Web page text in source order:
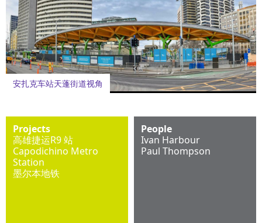
Projects
高雄捷运R9 站
Capodichino Metro
Station
墨尔本地铁
People
Ivan Harbour
Paul Thompson